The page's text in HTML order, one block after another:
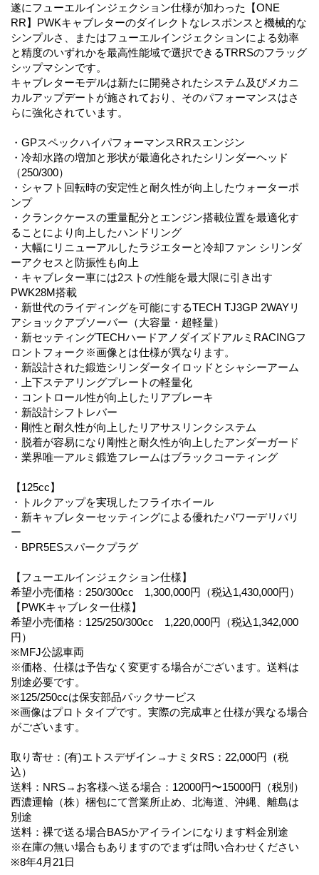
遂にフューエルインジェクション仕様が加わった【ONE
RR】PWKキャブレターのダイレクトなレスポンスと機械的な
シンプルさ、またはフューエルインジェクションによる効率
と精度のいずれかを最高性能域で選択できるTRRSのフラッグ
シップマシンです。
キャブレターモデルは新たに開発されたシステム及びメカニ
カルアップデートが施されており、そのパフォーマンスはさ
らに強化されています。
・GPスペックハイパフォーマンスRRスエンジン
・冷却水路の増加と形状が最適化されたシリンダーヘッド
（250/300）
・シャフト回転時の安定性と耐久性が向上したウォーターポ
ンプ
・クランクケースの重量配分とエンジン搭載位置を最適化す
ることにより向上したハンドリング
・大幅にリニューアルしたラジエターと冷却ファン シリンダ
ーアクセスと防振性も向上
・キャブレター車には2ストの性能を最大限に引き出す
PWK28M搭載
・新世代のライディングを可能にするTECH TJ3GP 2WAYリ
アショックアブソーバー（大容量・超軽量）
・新セッティングTECHハードアノダイズドアルミRACINGフ
ロントフォーク※画像とは仕様が異なります。
・新設計された鍛造シリンダータイロッドとシャシーアーム
・上下ステアリングプレートの軽量化
・コントロール性が向上したリアブレーキ
・新設計シフトレバー
・剛性と耐久性が向上したリアサスリンクシステム
・脱着が容易になり剛性と耐久性が向上したアンダーガード
・業界唯一アルミ鍛造フレームはブラックコーティング
【125cc】
・トルクアップを実現したフライホイール
・新キャブレターセッティングによる優れたパワーデリバリ
ー
・BPR5ESスパークプラグ
【フューエルインジェクション仕様】
希望小売価格：250/300cc 1,300,000円（税込1,430,000円）
【PWKキャブレター仕様】
希望小売価格：125/250/300cc 1,220,000円（税込1,342,000
円）
※MFJ公認車両
※価格、仕様は予告なく変更する場合がございます。送料は
別途必要です。
※125/250ccは保安部品パックサービス
※画像はプロトタイプです。実際の完成車と仕様が異なる場合
がございます。
取り寄せ：(有)エトスデザイン→ナミタRS：22,000円（税
込）
送料：NRS→お客様へ送る場合：12000円〜15000円（税別）
西濃運輸（株）梱包にて営業所止め、北海道、沖縄、離島は
別途
送料：裸で送る場合BASかアイラインになります料金別途
※在庫の無い場合もありますのでまずは問い合わせください
※8年4月21日